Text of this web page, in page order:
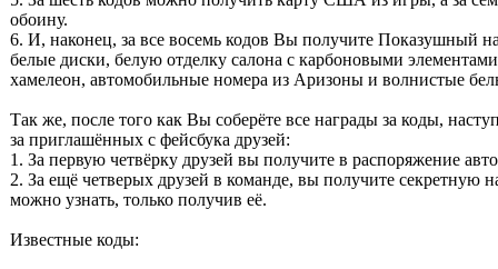
обоину.
6. И, наконец, за все восемь кодов Вы получите Показушный
белые диски, белую отделку салона с карбоновыми
хамелеон, автомобильные номера из Аризоны и волнистые
Так же, после того как Вы соберёте все награды за коды,
за приглашённых с фейсбука друзей:
1. За первую четвёрку друзей вы получите в распоряжение
2. За ещё четверых друзей в команде, вы получите секретную
можно узнать, только получив её.
Известные коды: